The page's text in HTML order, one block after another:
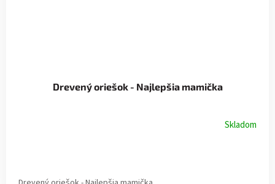
Drevený oriešok - Najlepšia mamička
Skladom